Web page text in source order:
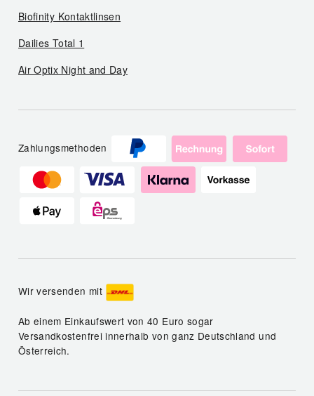
Biofinity Kontaktlinsen
Dailies Total 1
Air Optix Night and Day
Zahlungsmethoden
Wir versenden mit
Ab einem Einkaufswert von 40 Euro sogar
Versandkostenfrei innerhalb von ganz Deutschland und
Österreich.